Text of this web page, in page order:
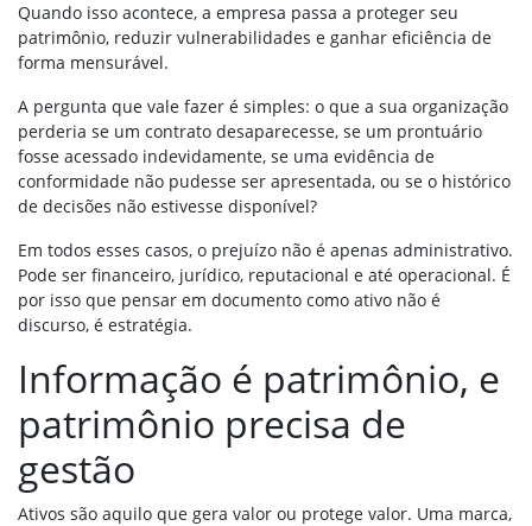
Quando isso acontece, a empresa passa a proteger seu
patrimônio, reduzir vulnerabilidades e ganhar eficiência de
forma mensurável.
A pergunta que vale fazer é simples: o que a sua organização
perderia se um contrato desaparecesse, se um prontuário
fosse acessado indevidamente, se uma evidência de
conformidade não pudesse ser apresentada, ou se o histórico
de decisões não estivesse disponível?
Em todos esses casos, o prejuízo não é apenas administrativo.
Pode ser financeiro, jurídico, reputacional e até operacional. É
por isso que pensar em documento como ativo não é
discurso, é estratégia.
Informação é patrimônio, e
patrimônio precisa de
gestão
Ativos são aquilo que gera valor ou protege valor. Uma marca,